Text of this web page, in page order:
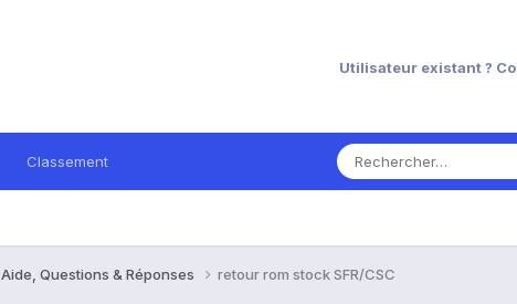
Utilisateur existant ?
Classement
Questions & Réponses retour rom stock SFR/CSC